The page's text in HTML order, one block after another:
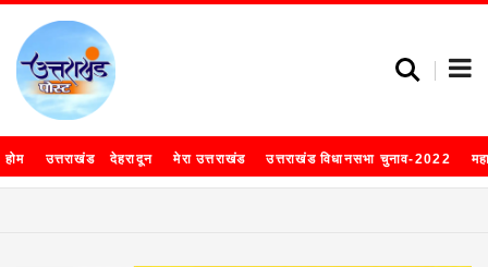
होम उत्तराखंड देहरादून मेरा उत्तराखंड उत्तराखंड विधानसभा चुनाव-2022